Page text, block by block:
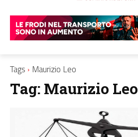
Tags Maurizio Leo
Tag: Maurizio Leo